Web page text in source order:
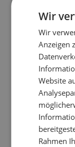
Ist der
kompliziert?
Kann ich
einem PKW
Sind alle
enthalten?
Wir
Wir
Anzeigen
Website
Rahmen